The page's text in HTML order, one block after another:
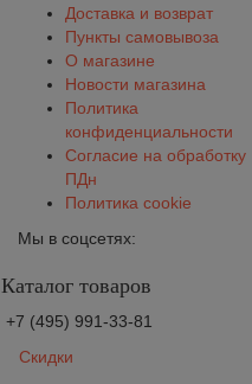
Доставка и возврат
Пункты самовывоза
О магазине
Новости магазина
Политика
конфиденциальности
Согласие на обработку
ПДн
Политика cookie
Мы в соцсетях:
Каталог товаров
+7 (495) 991-33-81
Скидки